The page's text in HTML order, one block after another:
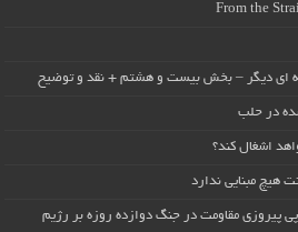
From the
ای دیگر – بخش بیست و هشتم + نقد و توضیح
در حلب
اشغال کند؟
هیچ مبنایی ندارد
پیروزی مقاومت در جنگ دوازده روزه بر رژیم